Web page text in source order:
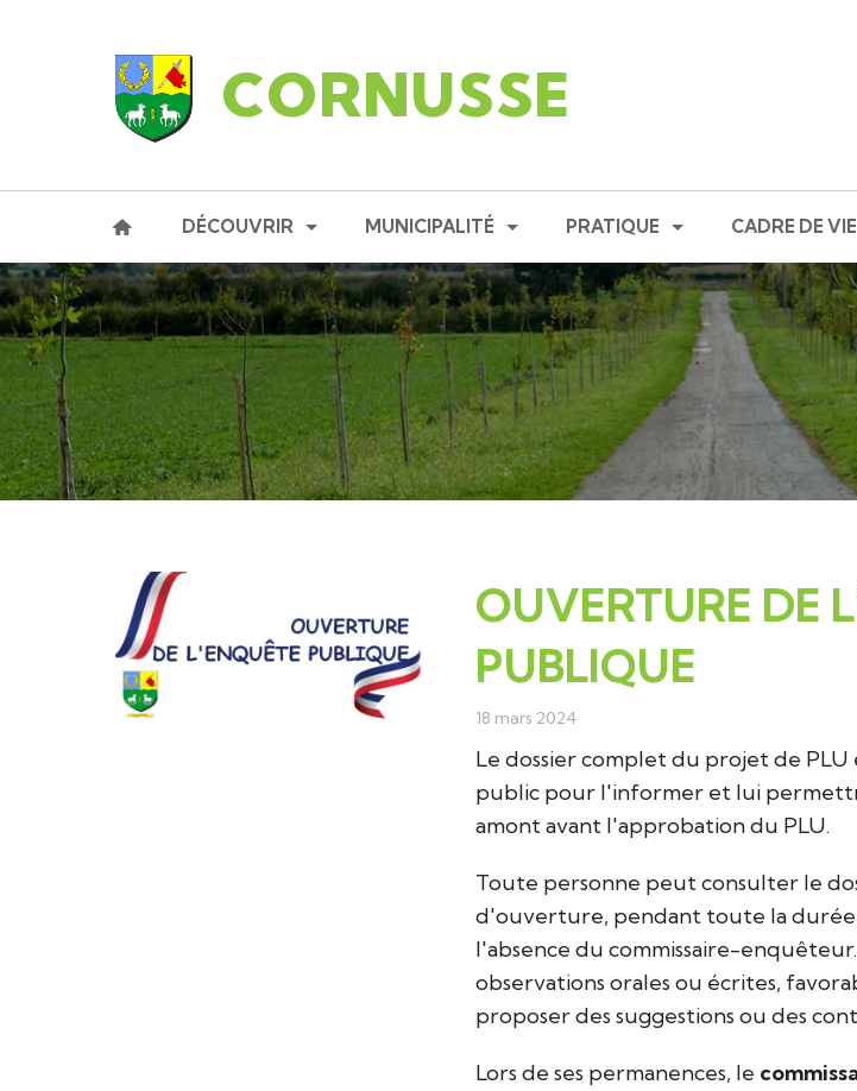
CORNUSSE
DÉCOUVRIR
PRÉSENTATION DE LA COMMUNE
HISTOIRE & PATRIMOINE
CORNUSSE EN IMAGES
PLAN DE LA COMMUNE
ILS ONT MARQUÉ L'HISTOIRE DE CORNUSSE
MUNICIPALITÉ
LE PERSONNEL MUNICIPAL
LE CONSEIL MUNICIPAL
LES COMMISSIONS COMMUNALES
REGISTRE DES DÉLIBÉRATIONS
ARRÊTÉS MUNICIPAUX
DÉMOCRATIE PARTICIPATIVE
CÉRÉMONIES
BULLETINS MUNICIPAUX
PRATIQUE
LES DÉMARCHES EN MAIRIE
LES DÉMARCHES EN LIGNE
LE TISSU ÉCONOMIQUE
ACTION SOCIALE
CIMETIÈRE
EAU ET ASSAINISSEMENT
ÉLECTRICITÉ
NUMÉROS UTILES
CADRE DE VIE
S'INSTALLER
LOGEMENTS
SCOT
GUIDE DU
OUVERTURE DE
PUBLIQUE
18 mars 2024
Le dossier complet du projet de PLU
public pour l'informer et lui
amont avant l'approbation du PLU.
Toute personne peut consulter le
d'ouverture, pendant toute la
l'absence du commissaire-
observations orales ou écrites,
proposer des suggestions ou des
Lors de ses permanences, le